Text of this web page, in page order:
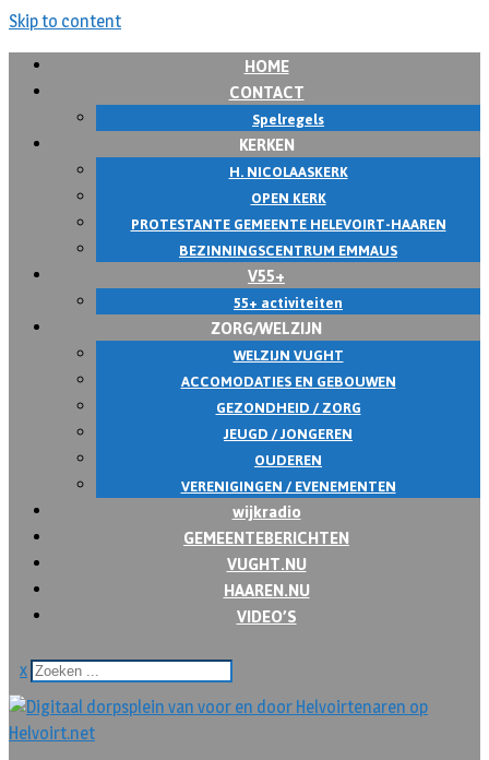
Skip to content
HOME
CONTACT
Spelregels
KERKEN
H. NICOLAASKERK
OPEN KERK
PROTESTANTE GEMEENTE HELEVOIRT-HAAREN
BEZINNINGSCENTRUM EMMAUS
V55+
55+ activiteiten
ZORG/WELZIJN
WELZIJN VUGHT
ACCOMODATIES EN GEBOUWEN
GEZONDHEID / ZORG
JEUGD / JONGEREN
OUDEREN
VERENIGINGEN / EVENEMENTEN
wijkradio
GEMEENTEBERICHTEN
VUGHT.NU
HAAREN.NU
VIDEO’S
x